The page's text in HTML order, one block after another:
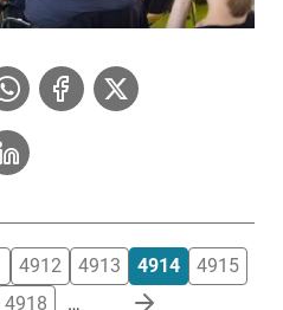
4912 4913 4914
4915
4918 …